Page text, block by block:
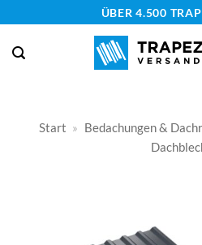
springen
ÜBER 4.500
Start » Bedachungen &